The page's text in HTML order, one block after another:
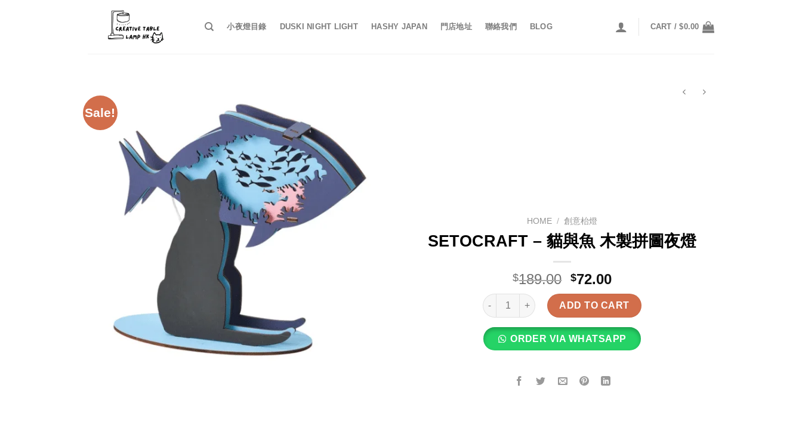
小夜燈目錄 DUSKI NIGHT LIGHT HASHY JAPAN 門店地址 聯絡我們 BLOG CART /$0.00
Sale!
HOME / 創意枱燈
SETOCRAFT – 貓與魚 木製拼圖夜燈
$189.00 Original
price
was:
$189.00.
$72.00Current
price
is:
$72.00.
SETOCRAFT - 貓與魚 木製拼圖夜燈 quantity
ADD TO CART
ORDER VIA WHATSAPP